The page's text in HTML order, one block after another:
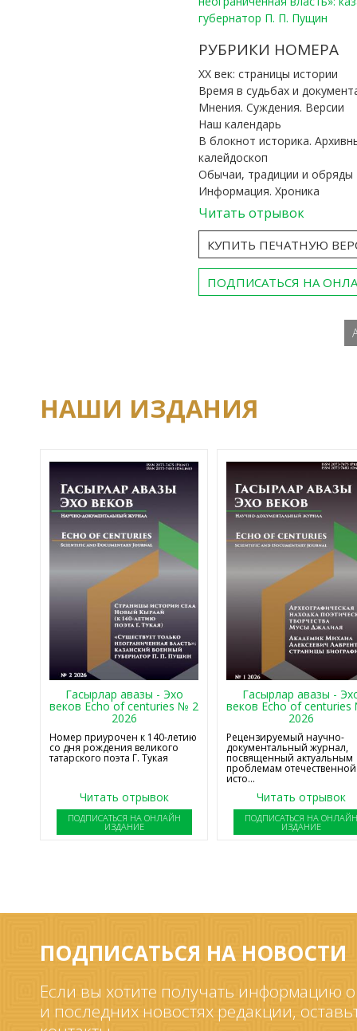
губернатор П. П. Пущин
РУБРИКИ НОМЕРА
ХХ век: страницы истории
Время в судьбах и
Мнения. Суждения. Версии
Наш календарь
В блокнот историка.
калейдоскоп
Обычаи, традиции и обряды
Информация. Хроника
Читать отрывок
КУПИТЬ ПЕЧАТНУЮ
ПОДПИСАТЬСЯ НА
НАШИ ИЗДАНИЯ
Гасырлар авазы - Эхо
веков Echo of centuries № 2
2026
Номер приурочен к 140-летию
со дня рождения великого
татарского поэта Г. Тукая
Читать отрывок
ПОДПИСАТЬСЯ НА ОНЛАЙН
ИЗДАНИЕ
Гасырлар авазы -
веков Echo of
2026
Рецензируемый научно-
документальный журнал,
посвященный актуальным
проблемам отечественной
исто...
Читать отрывок
ПОДПИСАТЬСЯ НА
ИЗДАНИЕ
ПОДПИСАТЬСЯ НА НОВОСТИ
Если вы хотите получать информацию
и последних новостях редакции,